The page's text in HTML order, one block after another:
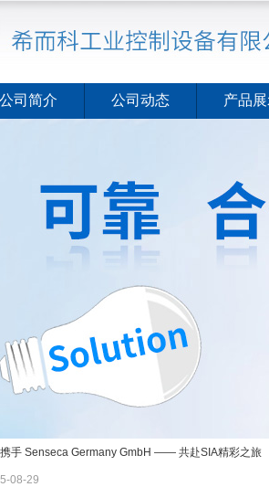
公司简介 公司动态 产品
手 Senseca Germany GmbH —— 共赴SIA精彩之旅
08-29